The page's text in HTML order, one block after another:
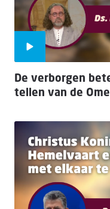
De verborgen
tellen van de